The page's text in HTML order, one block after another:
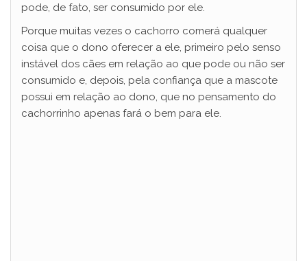
pode, de fato, ser consumido por ele.
Porque muitas vezes o cachorro comerá qualquer
coisa que o dono oferecer a ele, primeiro pelo senso
instável dos cães em relação ao que pode ou não ser
consumido e, depois, pela confiança que a mascote
possui em relação ao dono, que no pensamento do
cachorrinho apenas fará o bem para ele.